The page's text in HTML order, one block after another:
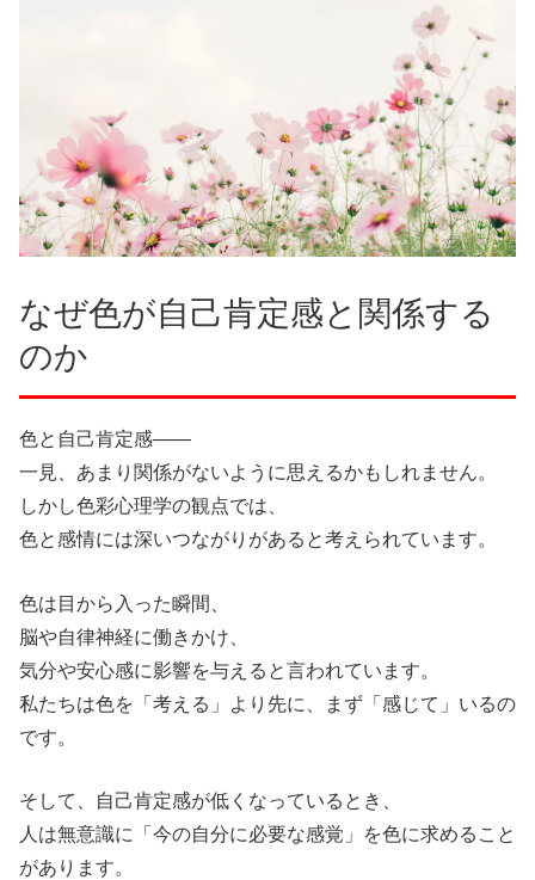
なぜ色が自己肯定感と関係する
のか
色と自己肯定感——
一見、あまり関係がないように思えるかもしれません。
しかし色彩心理学の観点では、
色と感情には深いつながりがあると考えられています。
色は目から入った瞬間、
脳や自律神経に働きかけ、
気分や安心感に影響を与えると言われています。
私たちは色を「考える」より先に、まず「感じて」いるの
です。
そして、自己肯定感が低くなっているとき、
人は無意識に「今の自分に必要な感覚」を色に求めること
があります。